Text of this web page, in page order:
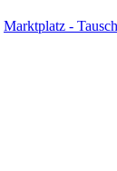
Marktplatz -